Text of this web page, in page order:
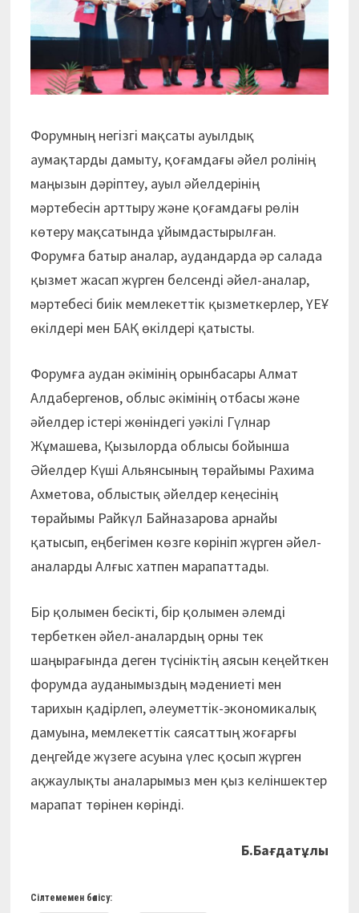
Форумның негізгі мақсаты ауылдық
аумақтарды дамыту, қоғамдағы әйел ролінің
маңы­зын дәріптеу, ауыл әйелдерінің
мәртебесін арттыру және қоғамдағы рөлін
көтеру мақсатында ұйымдастырылған.
Форумға батыр аналар, аудандарда әр салада
қызмет жасап жүрген белсенді әйел-аналар,
мәртебесі биік мемлекеттік қызметкерлер, ҮЕҰ
өкілдері мен БАҚ өкілдері қатысты.
Форумға аудан әкімінің орынбасары Алмат
Алдабергенов, облыс әкімінің отбасы және
әйелдер істері жөніндегі уәкілі Гүлнар
Жұмашева, Қызылорда облысы бойынша
Әйелдер Күші Альянсының төрайымы Рахима
Ахметова, облыстық әйелдер кеңесінің
төрайымы Райкүл Байназарова арнайы
қатысып, еңбегімен көзге көрініп жүрген әйел-
аналарды Алғыс хатпен марапаттады.
Бір қолымен бесікті, бір қолымен әлемді
тербеткен әйел-аналардың орны тек
шаңырағында деген түсініктің аясын кеңейткен
форумда ауданымыздың мәдениеті мен
тарихын қадірлеп, әлеуметтік-экономикалық
дамуына, мемлекеттік саясаттың жоғарғы
деңгейде жүзеге асуына үлес қосып жүрген
ақжаулықты аналарымыз мен қыз келіншектер
марапат төрінен көрінді.
Б.Бағдатұлы
Сілтемемен бөлісу: